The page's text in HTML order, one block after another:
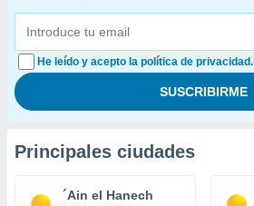
He leído y acepto la política de privacidad.
Principales ciudades
´Ain el Hanech